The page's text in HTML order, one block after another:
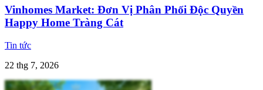
Vinhomes Market: Đơn Vị Phân Phối Độc Quyền
Happy Home Tràng Cát
Tin tức
22 thg 7, 2026